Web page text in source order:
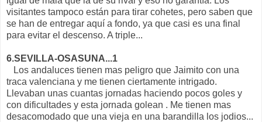
visitantes tampoco están para tirar cohetes, pero saben que
se han de entregar aquí a fondo, ya que casi es una final
para evitar el descenso. A triple...
6.SEVILLA-OSASUNA...1
Los andaluces tienen mas peligro que Jaimito con una
traca valenciana y me tienen ciertamente intrigado.
Llevaban unas cuantas jornadas haciendo pocos goles y
con dificultades y esta jornada golean . Me tienen mas
desacomodado que una vieja en una barandilla los jodios...